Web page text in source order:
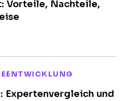
Vorteile, Nachteile,
Expertenvergleich und